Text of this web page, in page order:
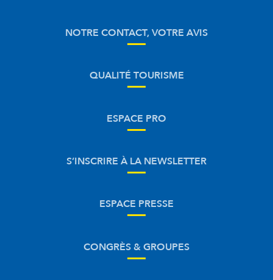
NOTRE CONTACT, VOTRE AVIS
QUALITÉ TOURISME
ESPACE PRO
S’INSCRIRE À LA NEWSLETTER
ESPACE PRESSE
CONGRÈS & GROUPES